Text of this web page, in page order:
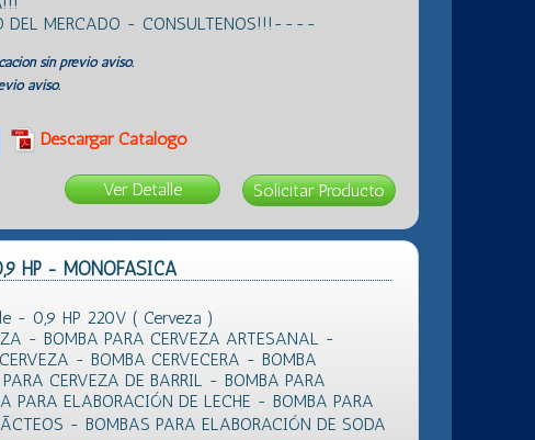
DEL MERCADO - CONSULTENOS!!!----
sin previo aviso.
aviso.
Descargar Catálogo
Ver Detalle
HP - MONOFASICA
- 0,9 HP 220V ( Cerveza )
- BOMBA PARA CERVEZA ARTESANAL -
- BOMBA CERVECERA - BOMBA
CERVEZA DE BARRIL - BOMBA PARA
PARA ELABORACIÓN DE LECHE - BOMBA PARA
- BOMBAS PARA ELABORACIÓN DE SODA